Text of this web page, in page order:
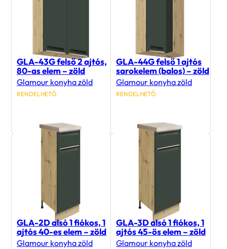
GLA-43G felső 2 ajtós,
80-as elem – zöld
Glamour konyha zöld
RENDELHETŐ
GLA-44G felső 1 ajtós
sarokelem (balos) – zöld
Glamour konyha zöld
RENDELHETŐ
GLA-2D alsó 1 fiókos, 1
ajtós 40-es elem – zöld
Glamour konyha zöld
GLA-3D alsó 1 fiókos, 1
ajtós 45-ös elem – zöld
Glamour konyha zöld